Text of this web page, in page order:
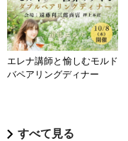
エレナ講師と愉しむモルド
バペアリングディナー
すべて見る